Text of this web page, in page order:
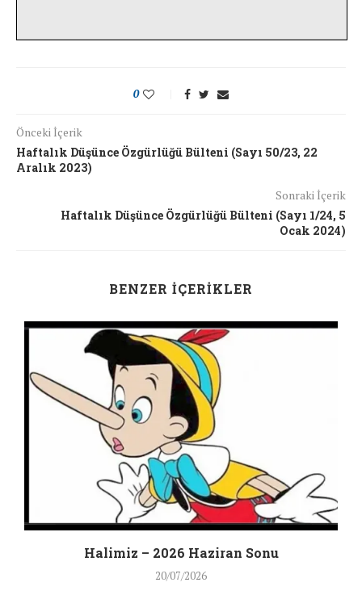
0
Önceki İçerik
Haftalık Düşünce Özgürlüğü Bülteni (Sayı 50/23, 22
Aralık 2023)
Sonraki İçerik
Haftalık Düşünce Özgürlüğü Bülteni (Sayı 1/24, 5
Ocak 2024)
BENZER İÇERIKLER
Halimiz – 2026 Haziran Sonu
20/07/2026